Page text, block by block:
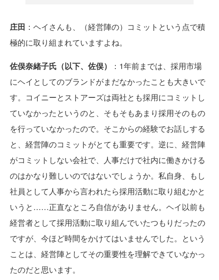
庄田 ：ヘイさんも、（経営陣の）コミットという点で積
極的に取り組まれていますよね。
佐俣奈緒子氏（以下、佐俣）
：1年前までは、採用市場
にヘイとしてのブランドがまだなかったことも大きいで
す。コイニーとストアーズは両社とも採用にコミットし
ていなかったというのと、そもそもあまり採用そのもの
を行っていなかったので。そこからの経験でお話しする
と、経営陣のコミットがとても重要です。逆に、経営陣
がコミットしない会社で、人事だけで社内に働きかける
のはかなり難しいのではないでしょうか。私自身、もし
社員として人事から言われたら採用活動に取り組むかと
いうと……正直なところ自信がありません。ヘイ以前も
経営者として採用活動に取り組んでいたつもりだったの
ですが、今ほど時間をかけてはいませんでした。という
ことは、経営陣としてその重要性を理解できていなかっ
たのだと思います。